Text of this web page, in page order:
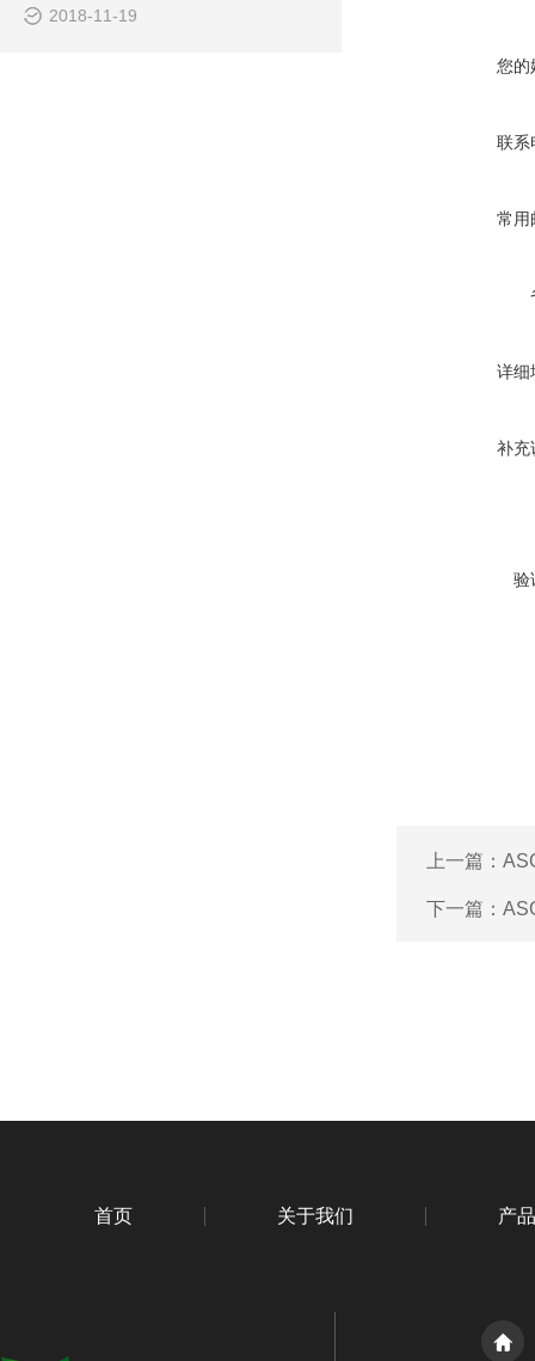
2018-11-19
您的
联系
常用
详细
补充
验
上一篇：
下一篇：
首页 关于我们 产